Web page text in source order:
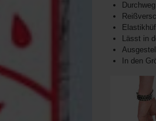
Lässt in
In den